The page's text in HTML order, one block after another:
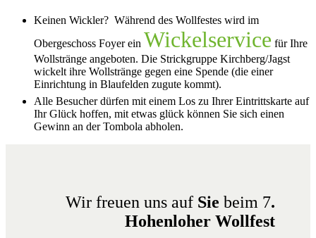
Keinen Wickler? Während des Wollfestes wird im
Obergeschoss Foyer ein Wickelservice für Ihre
Wollstränge angeboten. Die Strickgruppe Kirchberg/Jagst
wickelt ihre Wollstränge gegen eine Spende (die einer
Einrichtung in Blaufelden zugute kommt).
Alle Besucher dürfen mit einem Los zu Ihrer Eintrittskarte auf
Ihr Glück hoffen, mit etwas glück können Sie sich einen
Gewinn an der Tombola abholen.
Wir freuen uns auf Sie beim 7.
Hohenloher Wollfest